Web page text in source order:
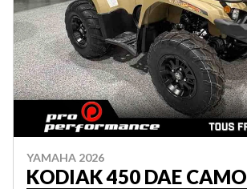
YAMAHA 2026
KODIAK 450 DAE CAMO